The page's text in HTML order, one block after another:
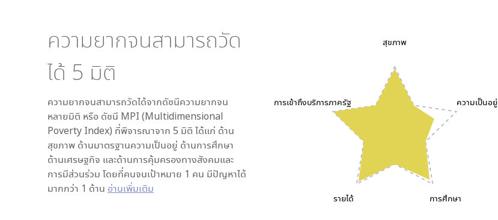
ความยากจนสามารถวัด
ได้ 5 มิติ
ความยากจนสามารถวัดได้จากดัชนีความยากจน
หลายมิติ หรือ ดัชนี MPI (Multidimensional
Poverty Index) ที่พิจารณาจาก 5 มิติ ได้แก่ ด้าน
สุขภาพ ด้านมาตรฐานความเป็นอยู่ ด้านการศึกษา
ด้านเศรษฐกิจ และด้านการคุ้มครองทางสังคมและ
การมีส่วนร่วม โดยที่คนจนเป้าหมาย 1 คน มีปัญหาได้
มากกว่า 1 ด้าน อ่านเพิ่มเติม
สุขภาพ
ความเป็นอยู่
การศึกษา
รายได้
การเข้าถึงบริการภาครัฐ